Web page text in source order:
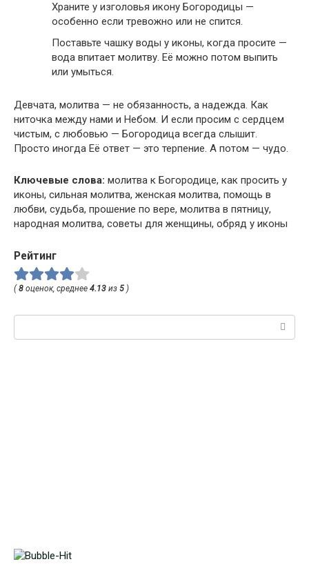
Храните у изголовья икону Богородицы —
особенно если тревожно или не спится.
Поставьте чашку воды у иконы, когда просите —
вода впитает молитву. Её можно потом выпить
или умыться.
Девчата, молитва — не обязанность, а надежда. Как
ниточка между нами и Небом. И если просим с сердцем
чистым, с любовью — Богородица всегда слышит.
Просто иногда Её ответ — это терпение. А потом — чудо.
Ключевые слова: молитва к Богородице, как просить у
иконы, сильная молитва, женская молитва, помощь в
любви, судьба, прошение по вере, молитва в пятницу,
народная молитва, советы для женщины, обряд у иконы
Рейтинг
(8 оценок, среднее 4.13 из 5 )